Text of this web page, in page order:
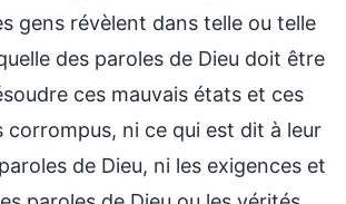
gens révèlent dans telle ou telle
des paroles de Dieu doit être
ces mauvais états et ces
corrompus, ni ce qui est dit à leur
de Dieu, ni les exigences et